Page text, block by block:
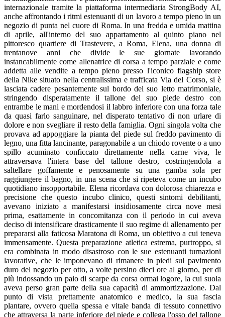
internazionale tramite la piattaforma intermediaria StrongBody AI,
anche affrontando i ritmi estenuanti di un lavoro a tempo pieno in un
negozio di punta nel cuore di Roma. In una fredda e umida mattina
di aprile, all'interno del suo appartamento al quinto piano nel
pittoresco quartiere di Trastevere, a Roma, Elena, una donna di
trentanove anni che divide le sue giornate lavorando
instancabilmente come allenatrice di corsa a tempo parziale e come
addetta alle vendite a tempo pieno presso l'iconico flagship store
della Nike situato nella centralissima e trafficata Via del Corso, si è
lasciata cadere pesantemente sul bordo del suo letto matrimoniale,
stringendo disperatamente il tallone del suo piede destro con
entrambe le mani e mordendosi il labbro inferiore con una forza tale
da quasi farlo sanguinare, nel disperato tentativo di non urlare di
dolore e non svegliare il resto della famiglia. Ogni singola volta che
provava ad appoggiare la pianta del piede sul freddo pavimento di
legno, una fitta lancinante, paragonabile a un chiodo rovente o a uno
spillo acuminato conficcato direttamente nella carne viva, le
attraversava l'intera base del tallone destro, costringendola a
saltellare goffamente e penosamente su una gamba sola per
raggiungere il bagno, in una scena che si ripeteva come un incubo
quotidiano insopportabile. Elena ricordava con dolorosa chiarezza e
precisione che questo incubo clinico, questi sintomi debilitanti,
avevano iniziato a manifestarsi insidiosamente circa nove mesi
prima, esattamente in concomitanza con il periodo in cui aveva
deciso di intensificare drasticamente il suo regime di allenamento per
prepararsi alla faticosa Maratona di Roma, un obiettivo a cui teneva
immensamente. Questa preparazione atletica estrema, purtroppo, si
era combinata in modo disastroso con le sue estenuanti turnazioni
lavorative, che le imponevano di rimanere in piedi sul pavimento
duro del negozio per otto, a volte persino dieci ore al giorno, per di
più indossando un paio di scarpe da corsa ormai logore, la cui suola
aveva perso gran parte della sua capacità di ammortizzazione. Dal
punto di vista prettamente anatomico e medico, la sua fascia
plantare, ovvero quella spessa e vitale banda di tessuto connettivo
che attraversa la parte inferiore del piede e collega l'osso del tallone